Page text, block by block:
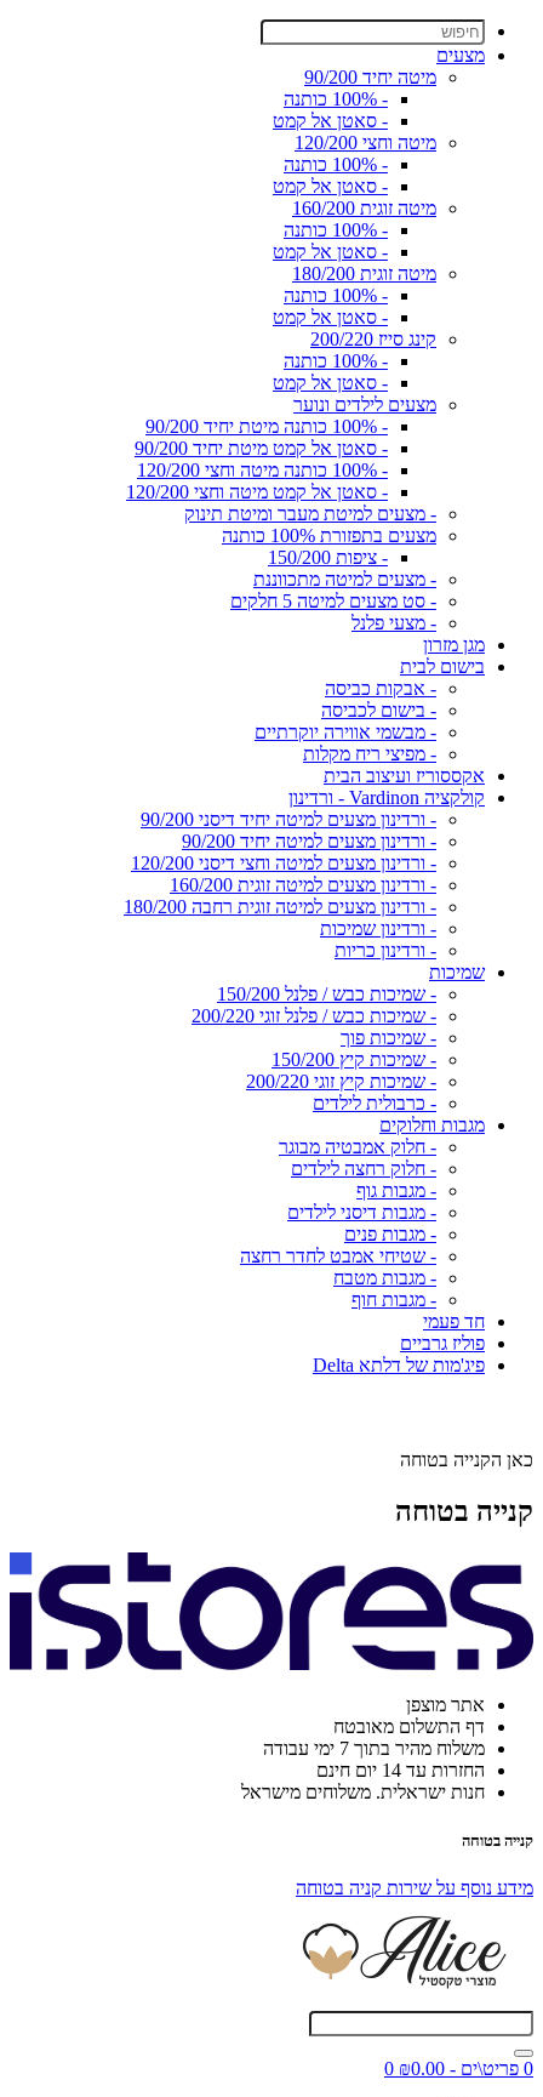
מצעים
מיטה יחיד 90/200
- 100% כותנה
- סאטן אל קמט
מיטה וחצי 120/200
- 100% כותנה
- סאטן אל קמט
מיטה זוגית 160/200
- 100% כותנה
- סאטן אל קמט
מיטה זוגית 180/200
- 100% כותנה
- סאטן אל קמט
קינג סייז 200/220
- 100% כותנה
- סאטן אל קמט
מצעים לילדים ונוער
- 100% כותנה מיטת יחיד 90/200
- סאטן אל קמט מיטת יחיד 90/200
- 100% כותנה מיטה וחצי 120/200
- סאטן אל קמט מיטה וחצי 120/200
- מצעים למיטת מעבר ומיטת תינוק
מצעים בתפזורת 100% כותנה
- ציפות 150/200
- מצעים למיטה מתכווננת
- סט מצעים למיטה 5 חלקים
- מצעי פלנל
מגן מזרון
בישום לבית
- אבקות כביסה
- בישום לכביסה
- מבשמי אווירה יוקרתיים
- מפיצי ריח מקלות
אקססוריז ועיצוב הבית
קולקציה Vardinon - ורדינון
- ורדינון מצעים למיטה יחיד דיסני 90/200
- ורדינון מצעים למיטה יחיד 90/200
- ורדינון מצעים למיטה וחצי דיסני 120/200
- ורדינון מצעים למיטה זוגית 160/200
- ורדינון מצעים למיטה זוגית רחבה 180/200
- ורדינון שמיכות
- ורדינון כריות
שמיכות
- שמיכות כבש / פלנל 150/200
- שמיכות כבש / פלנל זוגי 200/220
- שמיכות פוך
- שמיכות קיץ 150/200
- שמיכות קיץ זוגי 200/220
- כרבולית לילדים
מגבות וחלוקים
- חלוק אמבטיה מבוגר
- חלוק רחצה לילדים
- מגבות גוף
- מגבות דיסני לילדים
- מגבות פנים
- שטיחי אמבט לחדר רחצה
- מגבות מטבח
- מגבות חוף
חד פעמי
פוליז גרביים
פיג'מות של דלתא Delta
כאן הקנייה בטוחה
קנייה בטוחה
אתר מוצפן
דף התשלום מאובטח
משלוח מהיר בתוך 7 ימי עבודה
החזרות עד 14 יום חינם
חנות ישראלית. משלוחים מישראל
קנייה בטוחה
מידע נוסף על שירות קניה בטוחה
0 פריט\ים - ₪0.00
0